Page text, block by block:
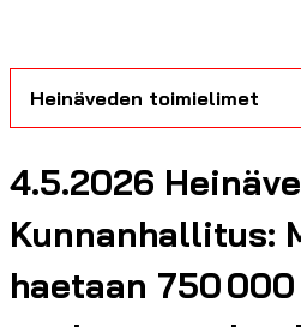
Heinäveden toimielimet
4.5.2026
Kunnanhallitus:
haetaan 750